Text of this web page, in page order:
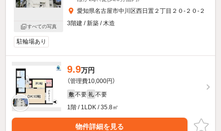
すべての写真
愛知県名古屋市中川区西日置２丁目２０-２０-２
3階建 / 新築 / 木造
駐輪場あり
9.9万円
（管理費10,000円）
敷 不要 礼 不要
1階 / 1LDK / 35.8㎡
物件詳細を見る